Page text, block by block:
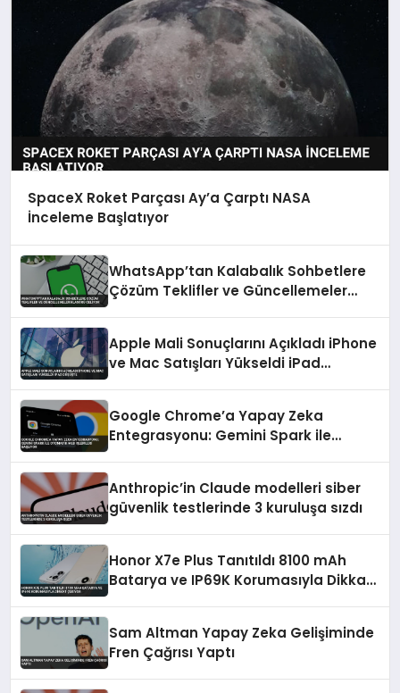
SpaceX Roket Parçası Ay’a Çarptı NASA
İnceleme Başlatıyor
WhatsApp’tan Kalabalık Sohbetlere
Çözüm Teklifler ve Güncellemeler
Apple Mali Sonuçlarını Açıkladı iPhone
ve Mac Satışları Yükseldi iPad
Google Chrome’a Yapay Zeka
Entegrasyonu: Gemini Spark ile
Anthropic’in Claude modelleri siber
güvenlik testlerinde 3 kuruluşa sızdı
Honor X7e Plus Tanıtıldı 8100 mAh
Batarya ve IP69K Korumasıyla Dikkat
Sam Altman Yapay Zeka Gelişiminde
Fren Çağrısı Yaptı